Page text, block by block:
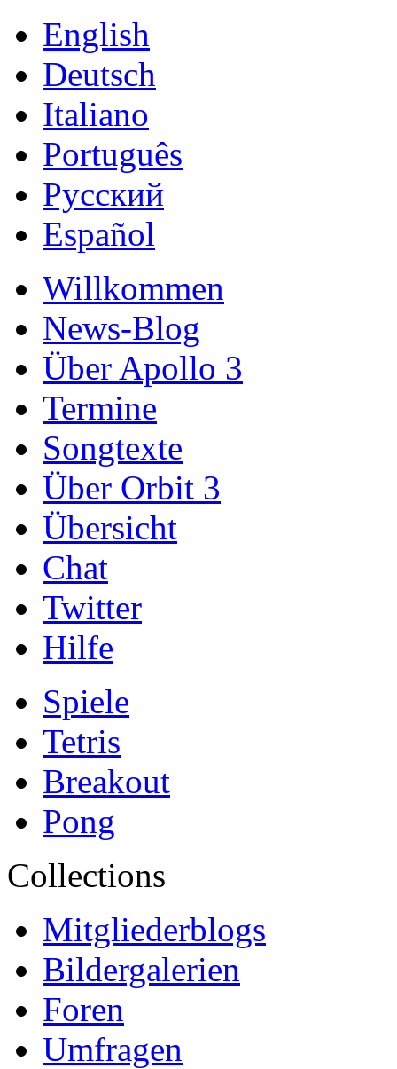
English
Deutsch
Italiano
Português
Русский
Español
Willkommen
News-Blog
Über Apollo 3
Termine
Songtexte
Über Orbit 3
Übersicht
Chat
Twitter
Hilfe
Spiele
Tetris
Breakout
Pong
Collections
Mitgliederblogs
Bildergalerien
Foren
Umfragen